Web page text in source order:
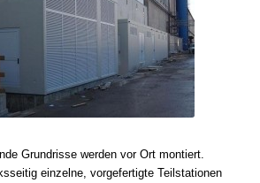
Grundrisse werden vor Ort montiert.
einzelne, vorgefertigte Teilstationen